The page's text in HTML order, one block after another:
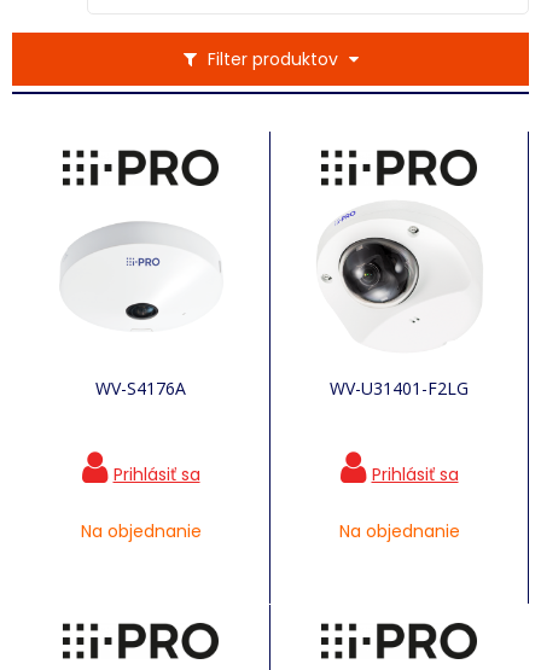
Filter produktov
WV-S4176A
Na objednanie
WV-U31401-F2LG
Na objednanie